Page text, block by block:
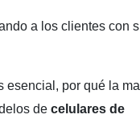
a los clientes con
esencial, por qué la
de celulares de